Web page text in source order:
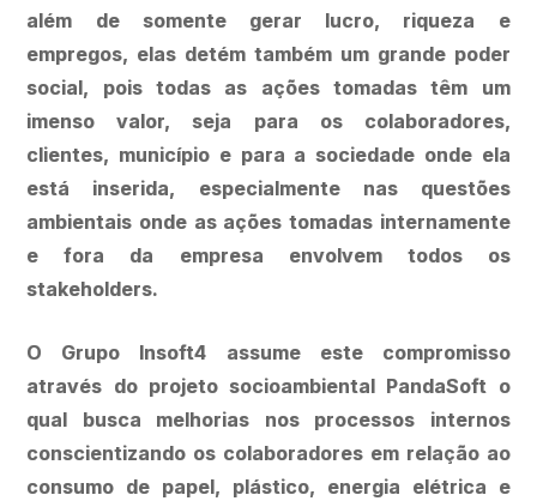
além de somente gerar lucro, riqueza e
empregos, elas detém também um grande poder
social, pois todas as ações tomadas têm um
imenso valor, seja para os colaboradores,
clientes, município e para a sociedade onde ela
está inserida, especialmente nas questões
ambientais onde as ações tomadas internamente
e fora da empresa envolvem todos os
stakeholders.
O Grupo Insoft4 assume este compromisso
através do projeto socioambiental PandaSoft o
qual busca melhorias nos processos internos
conscientizando os colaboradores em relação ao
consumo de papel, plástico, energia elétrica e